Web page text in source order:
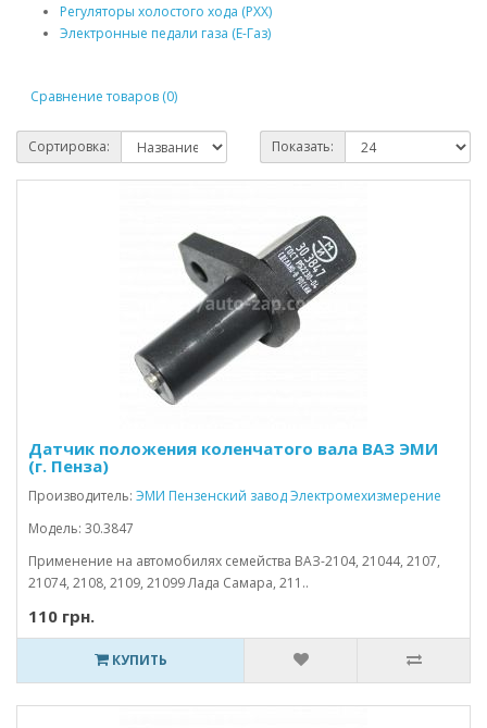
Регуляторы холостого хода (РХХ)
Электронные педали газа (Е-Газ)
Сравнение товаров (0)
Сортировка: Показать:
Датчик положения коленчатого вала ВАЗ ЭМИ
(г. Пенза)
Производитель: ЭМИ Пензенский завод Электромехизмерение
Модель: 30.3847
Применение на автомобилях семейства ВАЗ-2104, 21044, 2107,
21074, 2108, 2109, 21099 Лада Самара, 211..
110 грн.
КУПИТЬ